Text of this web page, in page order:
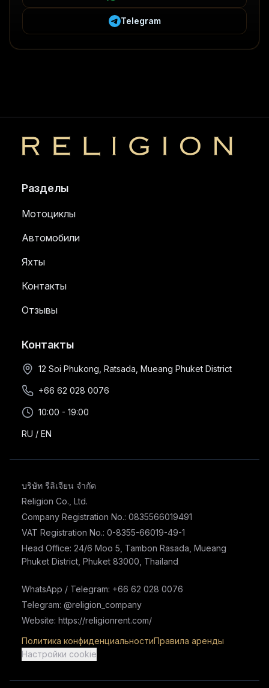
Telegram
Religion
Разделы
Мотоциклы
Автомобили
Яхты
Контакты
Отзывы
Контакты
12 Soi Phukong, Ratsada, Mueang Phuket District
+66 62 028 0076
10:00 - 19:00
RU / EN
บริษัท รีลิเจียน จำกัด
Religion Co., Ltd.
Company Registration No.: 0835566019491
VAT Registration No.: 0-8355-66019-49-1
Head Office: 24/6 Moo 5, Tambon Rasada, Mueang
Phuket District, Phuket 83000, Thailand
WhatsApp / Telegram: +66 62 028 0076
Telegram: @religion_company
Website: https://religionrent.com/
Политика конфиденциальностиПравила аренды
Настройки cookie